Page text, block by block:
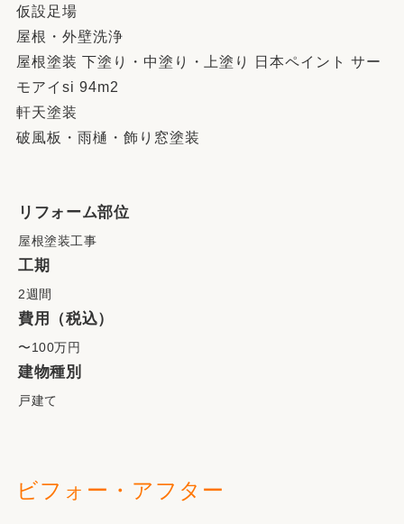
仮設足場
屋根・外壁洗浄
屋根塗装 下塗り・中塗り・上塗り 日本ペイント サー
モアイsi 94m2
軒天塗装
破風板・雨樋・飾り窓塗装
リフォーム部位
屋根塗装工事
工期
2週間
費用（税込）
〜100万円
建物種別
戸建て
ビフォー・アフター